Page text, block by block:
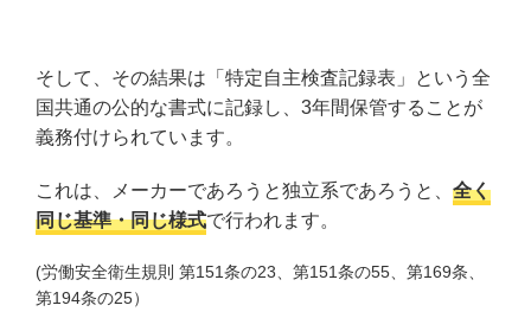
そして、その結果は「特定自主検査記録表」という全
国共通の公的な書式に記録し、3年間保管することが
義務付けられています。
これは、メーカーであろうと独立系であろうと、 全く
同じ基準・同じ様式で行われます。
(労働安全衛生規則 第151条の23、第151条の55、第169条、
第194条の25）